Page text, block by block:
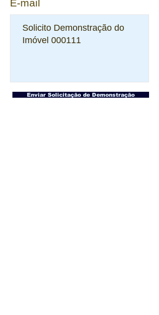
E-mail
Enviar Solicitação de Demonstração